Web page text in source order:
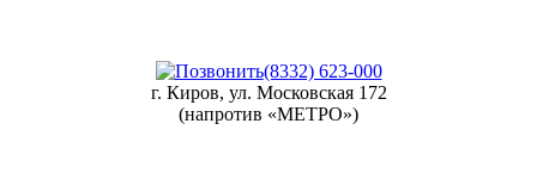
(8332) 623-000
г. Киров, ул. Московская 172
(напротив «МЕТРО»)